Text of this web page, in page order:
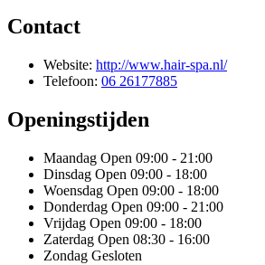
Contact
Website: http://www.hair-spa.nl/
Telefoon: 06 26177885
Openingstijden
Maandag Open 09:00 - 21:00
Dinsdag Open 09:00 - 18:00
Woensdag Open 09:00 - 18:00
Donderdag Open 09:00 - 21:00
Vrijdag Open 09:00 - 18:00
Zaterdag Open 08:30 - 16:00
Zondag Gesloten